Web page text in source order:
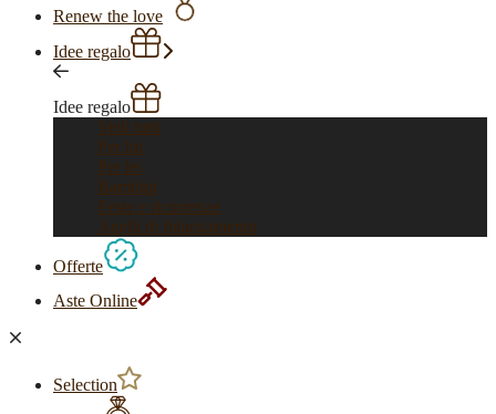
Renew the love
Idee regalo
Idee regalo
Vedi tutti
Per lui
Per lei
Bambini
Feste e ricorrenze
Anelli di fidanzamento
Offerte
Aste Online
Selection